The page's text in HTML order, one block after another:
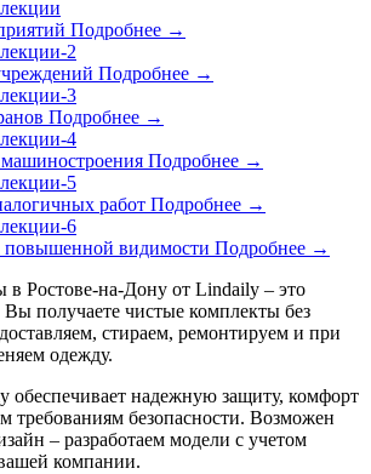
Подробнее →
Подробнее →
Подробнее →
Подробнее →
работ Подробнее →
повышенной видимости Подробнее →
в Ростове-на-Дону от Lindaily – это
получаете чистые комплекты без
стираем, ремонтируем и при
одежду.
обеспечивает надежную защиту, комфорт
требованиям безопасности. Возможен
– разработаем модели с учетом
компании.